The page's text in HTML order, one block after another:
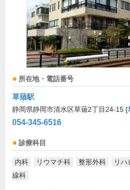
所在地・電話番号
草薙駅
静岡県静岡市清水区草薙2丁目24-15 [
054-345-6516
診療科目
内科 リウマチ科 整形外科 リ
線科